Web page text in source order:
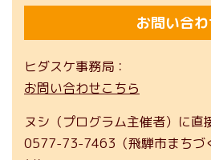
お問い合
ヒダスケ事務局
お問い合わせこちら
ヌシ（プログラム主催者）に直
0577-73-7463（飛騨市まち